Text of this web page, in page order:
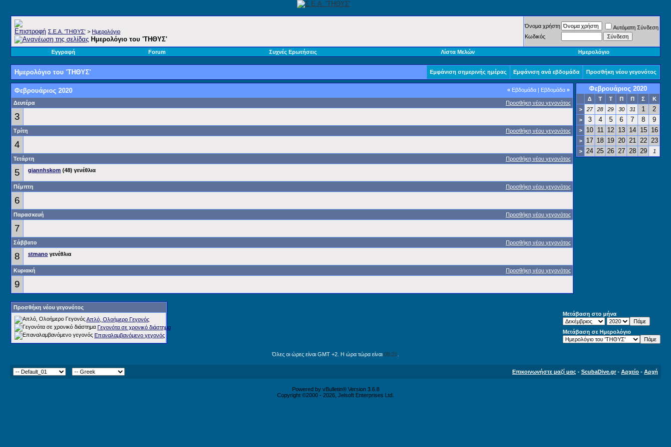
Σ.E.A. 'ΤΗΘΥΣ' > Ημερολόγιο
Ημερολόγιο του 'ΤΗΘΥΣ'
Όνομα χρήστη
Αυτόματη Σύνδεση
Κωδικός
Εγγραφή Forum Συχνές Ερωτήσεις Λίστα Μελών Ημερολόγιο
Ημερολόγιο του 'ΤΗΘΥΣ' Εμφάνιση σημερινής ημέρας Εμφάνιση ανά εβδομάδα Προσθήκη νέου γεγονότος
« Εβδομάδα | Εβδομάδα »
Φεβρουάριος 2020
Προσθήκη νέου γεγονότος
Δευτέρα
3
Προσθήκη νέου γεγονότος
Τρίτη
4
Προσθήκη νέου γεγονότος
Τετάρτη
5 giannhskom (48) γενέθλια
Προσθήκη νέου γεγονότος
Πέμπτη
6
Προσθήκη νέου γεγονότος
Παρασκευή
7
Προσθήκη νέου γεγονότος
Σάββατο
8 stmano γενέθλια
Προσθήκη νέου γεγονότος
Κυριακή
9
Φεβρουάριος 2020
Δ Τ Τ Π Π Σ
Κ
>
27 28 29 30 31 1 2
> 3 4 5 6 7 8 9
> 10 11 12 13 14 15 16
> 17 18 19 20 21 22 23
> 24 25 26 27 28 29 1
Προσθήκη νέου γεγονότος
Απλό, Ολοήμερο Γεγονός
Γεγονότα σε χρονικό διάστημα
Επαναλαμβανόμενο γεγονός
Μετάβαση στο μήνα
Μετάβαση σε Ημερολόγιο
Όλες οι ώρες είναι GMT +2. Η ώρα τώρα είναι 08:21
Επικοινωνήστε μαζί μας - ScubaDive.gr- Αρχείο - Αρχή
Powered by vBulletin® Version 3.6.8
Copyright ©2000 - 2026, Jelsoft Enterprises Ltd.